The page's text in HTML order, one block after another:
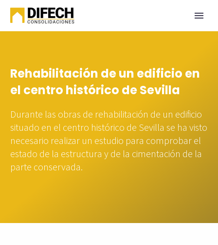
Rehabilitación de un edificio en
el centro histórico de Sevilla
Durante las obras de rehabilitación de un edificio
situado en el centro histórico de Sevilla se ha visto
necesario realizar un estudio para comprobar el
estado de la estructura y de la cimentación de la
parte conservada.